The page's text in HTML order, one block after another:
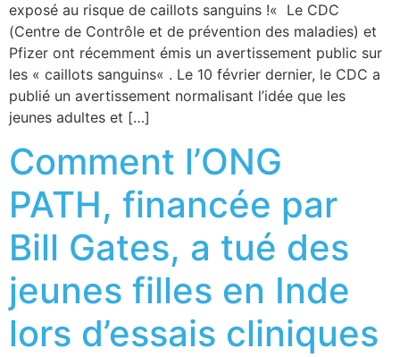
exposé au risque de caillots sanguins !« Le CDC
(Centre de Contrôle et de prévention des maladies) et
Pfizer ont récemment émis un avertissement public sur
les « caillots sanguins« . Le 10 février dernier, le CDC a
publié un avertissement normalisant l’idée que les
jeunes adultes et […]
Comment l’ONG
PATH, financée par
Bill Gates, a tué des
jeunes filles en Inde
lors d’essais cliniques